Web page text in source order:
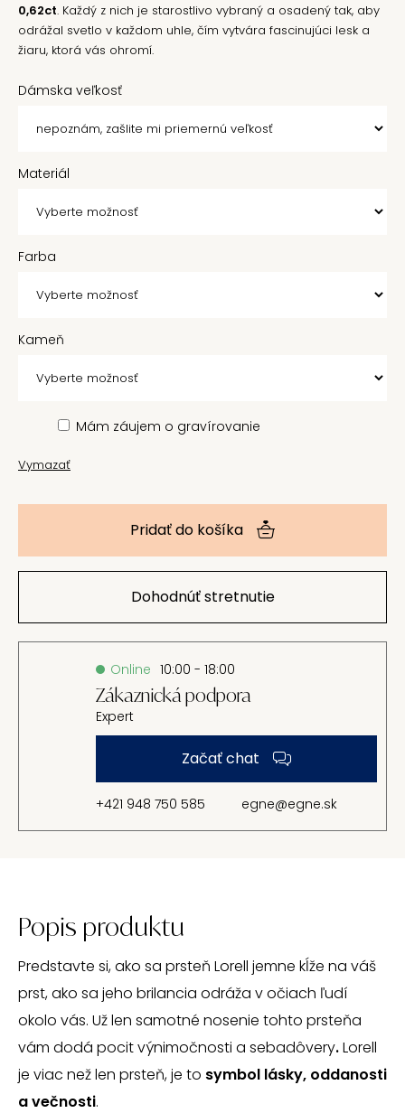
0,62ct. Každý z nich je starostlivo vybraný a osadený tak, aby
odrážal svetlo v každom uhle, čím vytvára fascinujúci lesk a
žiaru, ktorá vás ohromí.
Dámska veľkosť
Materiál
Farba
Kameň
Mám záujem o gravírovanie
Vymazať
Pridať do košíka
Dohodnúť stretnutie
Online 10:00 - 18:00
Zákaznická podpora
Expert
Začať chat
+421 948 750 585 egne@egne.sk
Popis produktu
Predstavte si, ako sa prsteň Lorell jemne kĺže na váš
prst, ako sa jeho brilancia odráža v očiach ľudí
okolo vás. Už len samotné nosenie tohto prsteňa
vám dodá pocit výnimočnosti a sebadôvery.Lorell
je viac než len prsteň, je to symbol lásky, oddanosti
a večnosti.